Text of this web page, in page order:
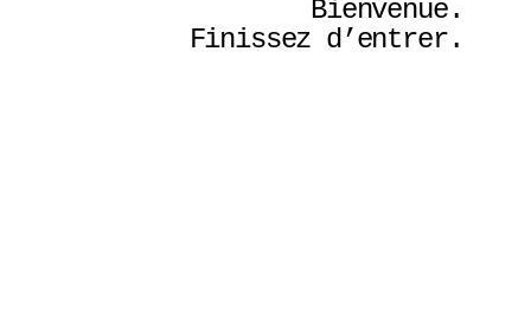
Bienvenue.
Finissez d’entrer.